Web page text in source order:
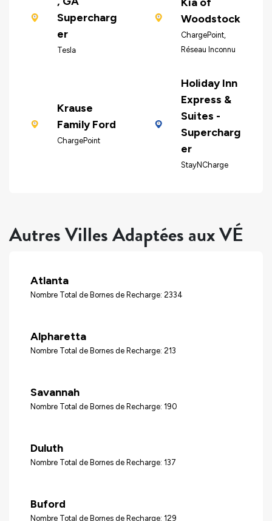
Supercharg
er
Tesla
Woodstock
ChargePoint,
Réseau Inconnu
Krause
Family Ford
ChargePoint
Holiday Inn
Express &
Suites -
Supercharg
er
StayNCharge
Autres Villes Adaptées aux VÉ
Atlanta
Nombre Total de Bornes de Recharge: 2334
Alpharetta
Nombre Total de Bornes de Recharge: 213
Savannah
Nombre Total de Bornes de Recharge: 190
Duluth
Nombre Total de Bornes de Recharge: 137
Buford
Nombre Total de Bornes de Recharge: 129